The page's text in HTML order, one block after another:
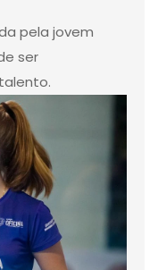
pela jovem
ser